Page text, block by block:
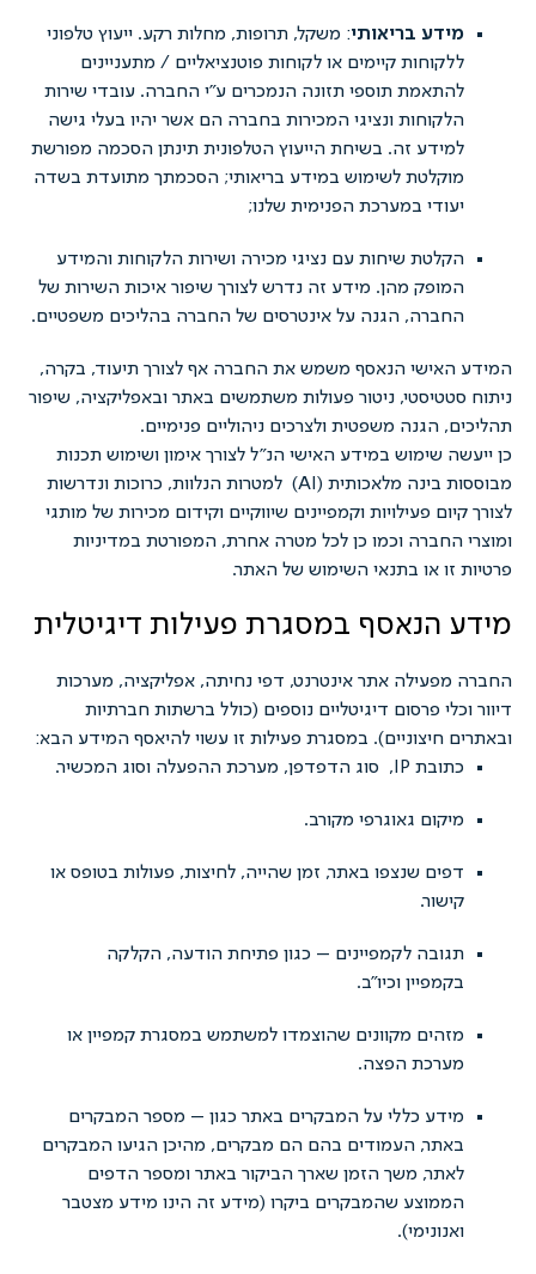
בריאותי: משקל, תרופות, מחלות רקע. ייעוץ טלפוני
קיימים או לקוחות פוטנציאליים / מתעניינים
תוספי תזונה הנמכרים ע"י החברה. עובדי שירות
ונציגי המכירות בחברה הם אשר יהיו בעלי גישה
זה. בשיחת הייעוץ הטלפונית תינתן הסכמה מפורשת
לשימוש במידע בריאותי; הסכמתך מתועדת בשדה
במערכת הפנימית שלנו;
שיחות עם נציגי מכירה ושירות הלקוחות והמידע
מהן. מידע זה נדרש לצורך שיפור איכות השירות של
הגנה על אינטרסים של החברה בהליכים משפטיים.
הנאסף משמש את החברה אף לצורך תיעוד, בקרה,
ניטור פעולות משתמשים באתר ובאפליקציה, שיפור
הגנה משפטית ולצרכים ניהוליים פנימיים.
שימוש במידע האישי הנ"ל לצורך אימון ושימוש תכנות
מבוססות בינה מלאכותית (AI) למטרות הנלוות, כרוכות ונדרשות
פעילויות וקמפיינים שיווקיים וקידום מכירות של מותגי
החברה וכמו כן לכל מטרה אחרת, המפורטת במדיניות
זו או בתנאי השימוש של האתר.
הנאסף במסגרת פעילות דיגיטלית
אתר אינטרנט, דפי נחיתה, אפליקציה, מערכות
פרסום דיגיטליים נוספים (כולל ברשתות חברתיות
חיצוניים). במסגרת פעילות זו עשוי להיאסף המידע הבא:
גאוגרפי מקורב.
שנצפו באתר, זמן שהייה, לחיצות, פעולות בטופס או
לקמפיינים – כגון פתיחת הודעה, הקלקה
וכיו״ב.
מקוונים שהוצמדו למשתמש במסגרת קמפיין או
הפצה.
כללי על המבקרים באתר כגון – מספר המבקרים
העמודים בהם הם מבקרים, מהיכן הגיעו המבקרים
משך הזמן שארך הביקור באתר ומספר הדפים
שהמבקרים ביקרו (מידע זה הינו מידע מצטבר